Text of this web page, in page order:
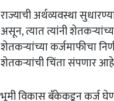
राज्याची अर्थव्यवस्था
असून, त्यात त्यांनी
शेतकऱ्यांच्या कर्जमाफीचा
शेतकर्‍यांची चिंता संपणार
भूमी विकास बँकेकडून कर्ज